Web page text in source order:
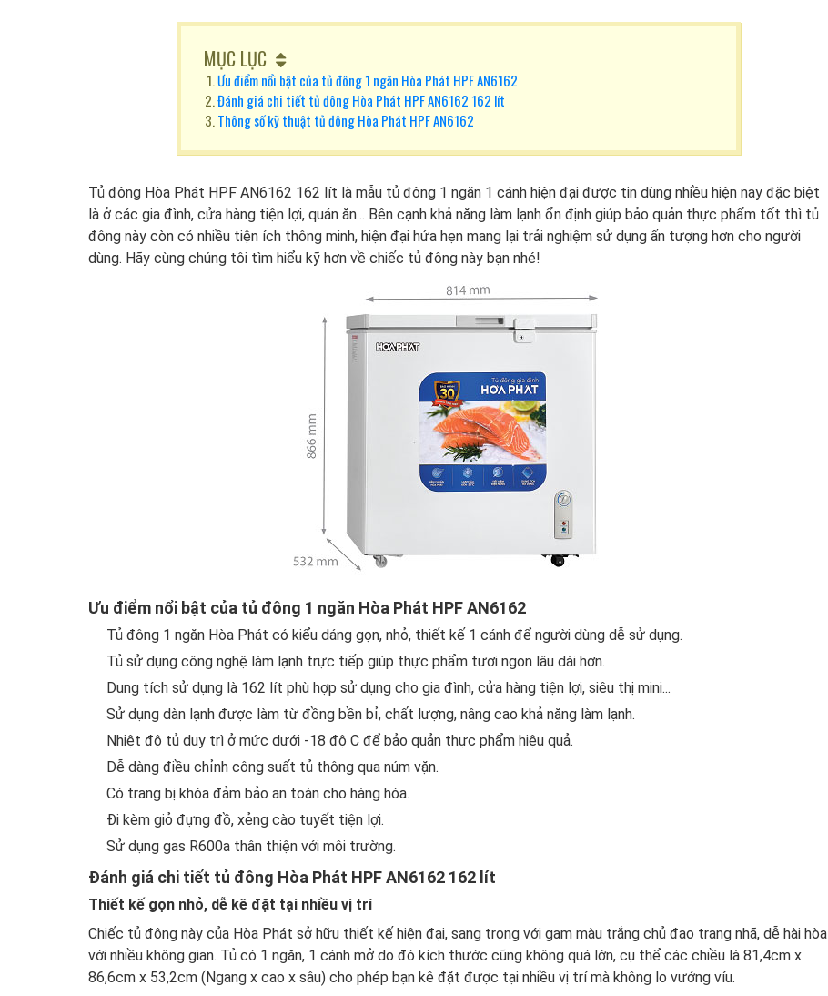
MỤC LỤC
Ưu điểm nổi bật của tủ đông 1 ngăn Hòa Phát HPF AN6162
Đánh giá chi tiết tủ đông Hòa Phát HPF AN6162 162 lít
Thông số kỹ thuật tủ đông Hòa Phát HPF AN6162
Tủ đông Hòa Phát HPF AN6162 162 lít là mẫu tủ đông 1 ngăn 1 cánh hiện đại được tin dùng nhiều hiện nay đặc biệt
là ở các gia đình, cửa hàng tiện lợi, quán ăn... Bên cạnh khả năng làm lạnh ổn định giúp bảo quản thực phẩm tốt thì tủ
đông này còn có nhiều tiện ích thông minh, hiện đại hứa hẹn mang lại trải nghiệm sử dụng ấn tượng hơn cho người
dùng. Hãy cùng chúng tôi tìm hiểu kỹ hơn về chiếc tủ đông này bạn nhé!
Ưu điểm nổi bật của tủ đông 1 ngăn Hòa Phát HPF AN6162
Tủ đông 1 ngăn Hòa Phát có kiểu dáng gọn, nhỏ, thiết kế 1 cánh để người dùng dễ sử dụng.
Tủ sử dụng công nghệ làm lạnh trực tiếp giúp thực phẩm tươi ngon lâu dài hơn.
Dung tích sử dụng là 162 lít phù hợp sử dụng cho gia đình, cửa hàng tiện lợi, siêu thị mini...
Sử dụng dàn lạnh được làm từ đồng bền bỉ, chất lượng, nâng cao khả năng làm lạnh.
Nhiệt độ tủ duy trì ở mức dưới -18 độ C để bảo quản thực phẩm hiệu quả.
Dễ dàng điều chỉnh công suất tủ thông qua núm vặn.
Có trang bị khóa đảm bảo an toàn cho hàng hóa.
Đi kèm giỏ đựng đồ, xẻng cào tuyết tiện lợi.
Sử dụng gas R600a thân thiện với môi trường.
Đánh giá chi tiết tủ đông Hòa Phát HPF AN6162 162 lít
Thiết kế gọn nhỏ, dễ kê đặt tại nhiều vị trí
Chiếc tủ đông này của Hòa Phát sở hữu thiết kế hiện đại, sang trọng với gam màu trắng chủ đạo trang nhã, dễ hài hòa
với nhiều không gian. Tủ có 1 ngăn, 1 cánh mở do đó kích thước cũng không quá lớn, cụ thể các chiều là 81,4cm x
86,6cm x 53,2cm (Ngang x cao x sâu) cho phép bạn kê đặt được tại nhiều vị trí mà không lo vướng víu.